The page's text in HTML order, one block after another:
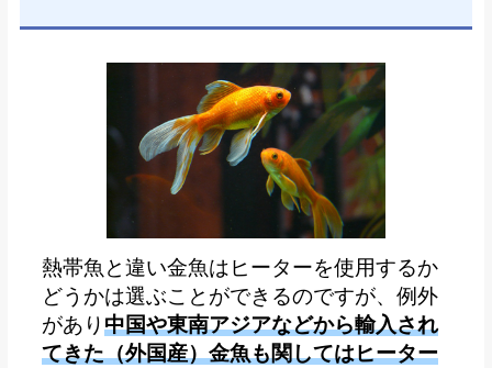
熱帯魚と違い金魚はヒーターを使用するか
どうかは選ぶことができるのですが、例外
があり中国や東南アジアなどから輸入され
てきた（外国産）金魚も関してはヒーター